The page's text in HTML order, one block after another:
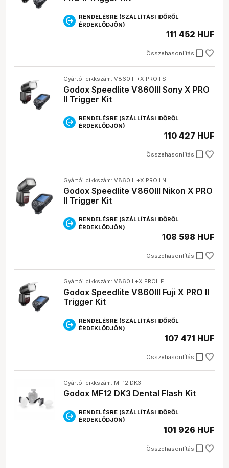
biztosítanak.
RENDELÉSRE (SZÁLLÍTÁSI IDŐRŐL
ÉRDEKLŐDJÖN)
Összehasonlítás check_box_outline_blank
111 452 HUF
Gyártói cikkszám: V860III +X PROll S
Godox Speedlite V860III Sony X PRO
II Trigger Kit
RENDELÉSRE (SZÁLLÍTÁSI IDŐRŐL
ÉRDEKLŐDJÖN)
Összehasonlítás check_box_outline_blank
110 427 HUF
Gyártói cikkszám: V860III +X PROll N
Godox Speedlite V860III Nikon X PRO
II Trigger Kit
RENDELÉSRE (SZÁLLÍTÁSI IDŐRŐL
ÉRDEKLŐDJÖN)
Összehasonlítás check_box_outline_blank
108 598 HUF
Gyártói cikkszám: V860III+X PROll F
Godox Speedlite V860III Fuji X PRO II
Trigger Kit
RENDELÉSRE (SZÁLLÍTÁSI IDŐRŐL
ÉRDEKLŐDJÖN)
Összehasonlítás check_box_outline_blank
107 471 HUF
Gyártói cikkszám: MF12 DK3
Godox MF12 DK3 Dental Flash Kit
RENDELÉSRE (SZÁLLÍTÁSI IDŐRŐL
ÉRDEKLŐDJÖN)
Összehasonlítás check_box_outline_blank
101 926 HUF